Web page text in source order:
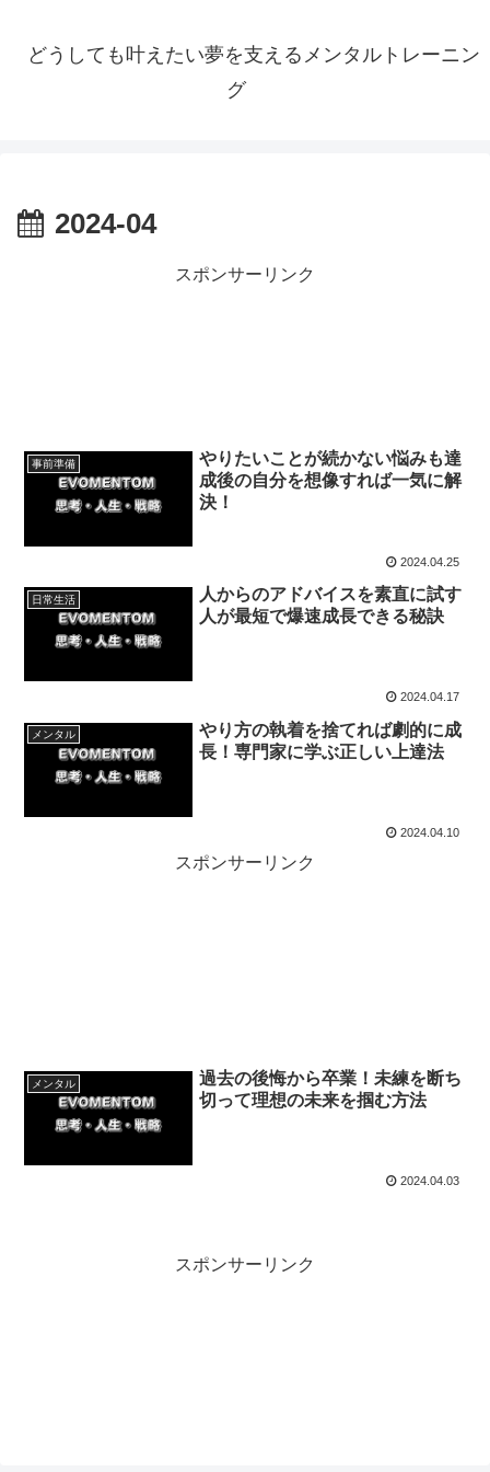
どうしても叶えたい夢を支えるメンタルトレーニン
グ
2024-04
スポンサーリンク
事前準備
やりたいことが続かない悩みも達
成後の自分を想像すれば一気に解
決！
2024.04.25
日常生活
人からのアドバイスを素直に試す
人が最短で爆速成長できる秘訣
2024.04.17
メンタル
やり方の執着を捨てれば劇的に成
長！専門家に学ぶ正しい上達法
2024.04.10
スポンサーリンク
メンタル
過去の後悔から卒業！未練を断ち
切って理想の未来を掴む方法
2024.04.03
スポンサーリンク